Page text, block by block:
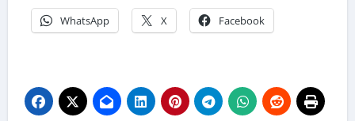
WhatsApp X Facebook